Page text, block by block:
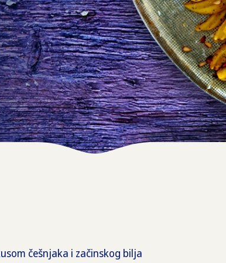
češnjaka i začinskog bilja